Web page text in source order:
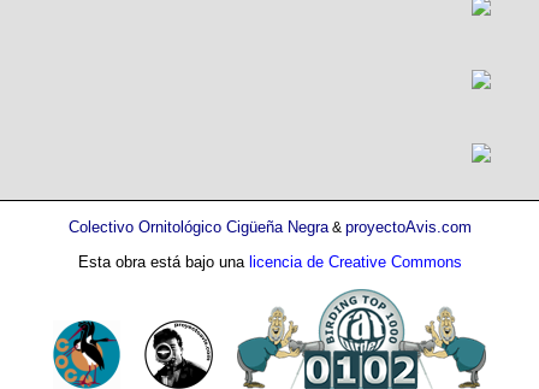
Colectivo Ornitológico Cigüeña Negra& proyectoAvis.com
Esta obra está bajo una licencia de Creative Commons